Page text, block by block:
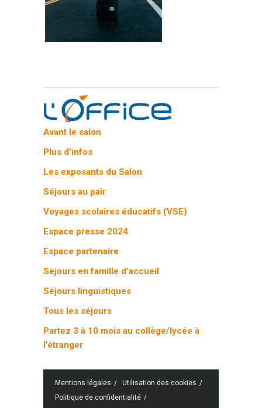
Avant le salon
Plus d’infos
Les exposants du Salon
Séjours au pair
Voyages scolaires éducatifs (VSE)
Espace presse 2024
Espace partenaire
Séjours en famille d’accueil
Séjours linguistiques
Tous les séjours
Partez 3 à 10 mois au collège/lycée à
l’étranger
Mentions légales
Utilisation des cookies
Politique de confidentialité